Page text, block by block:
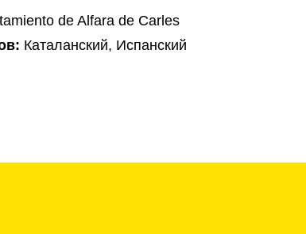
de Alfara de Carles
Каталанский, Испанский